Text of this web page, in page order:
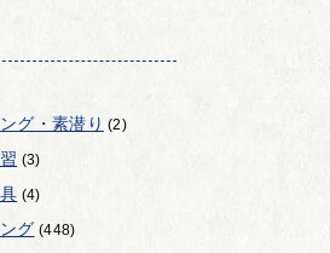
グ・素潜り (2)
(3)
(4)
グ (448)